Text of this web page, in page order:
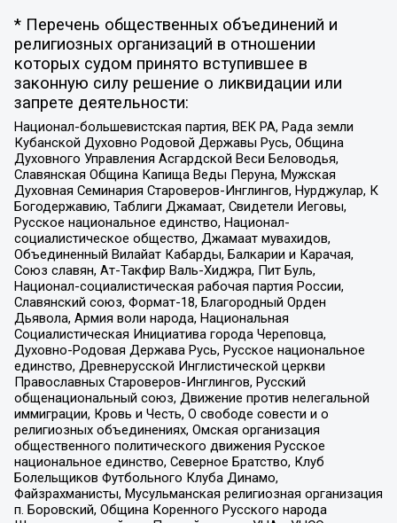
* Перечень общественных объединений и
религиозных организаций в отношении
которых судом принято вступившее в
законную силу решение о ликвидации или
запрете деятельности:
Национал-большевистская партия, ВЕК РА, Рада земли
Кубанской Духовно Родовой Державы Русь, Община
Духовного Управления Асгардской Веси Беловодья,
Славянская Община Капища Веды Перуна, Мужская
Духовная Семинария Староверов-Инглингов, Нурджулар, К
Богодержавию, Таблиги Джамаат, Свидетели Иеговы,
Русское национальное единство, Национал-
социалистическое общество, Джамаат мувахидов,
Объединенный Вилайат Кабарды, Балкарии и Карачая,
Союз славян, Ат-Такфир Валь-Хиджра, Пит Буль,
Национал-социалистическая рабочая партия России,
Славянский союз, Формат-18, Благородный Орден
Дьявола, Армия воли народа, Национальная
Социалистическая Инициатива города Череповца,
Духовно-Родовая Держава Русь, Русское национальное
единство, Древнерусской Инглистической церкви
Православных Староверов-Инглингов, Русский
общенациональный союз, Движение против нелегальной
иммиграции, Кровь и Честь, О свободе совести и о
религиозных объединениях, Омская организация
общественного политического движения Русское
национальное единство, Северное Братство, Клуб
Болельщиков Футбольного Клуба Динамо,
Файзрахманисты, Мусульманская религиозная организация
п. Боровский, Община Коренного Русского народа